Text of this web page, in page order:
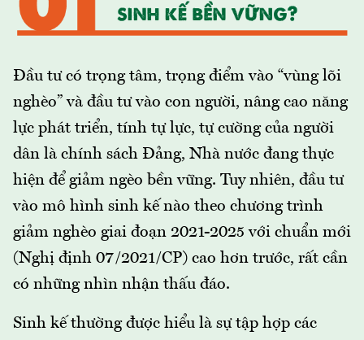
Đầu tư có trọng tâm, trọng điểm vào “vùng lõi
nghèo” và đầu tư vào con người, nâng cao năng
lực phát triển, tính tự lực, tự cường của người
dân là chính sách Đảng, Nhà nước đang thực
hiện để giảm ngèo bền vững. Tuy nhiên, đầu tư
vào mô hình sinh kế nào theo chương trình
giảm nghèo giai đoạn 2021-2025 với chuẩn mới
(Nghị định 07/2021/CP) cao hơn trước, rất cần
có những nhìn nhận thấu đáo.
Sinh kế thường được hiểu là sự tập hợp các